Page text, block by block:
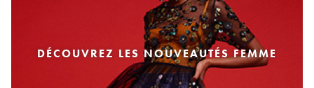
DÉCOUVREZ LES NOUVEAUTÉS FEMME